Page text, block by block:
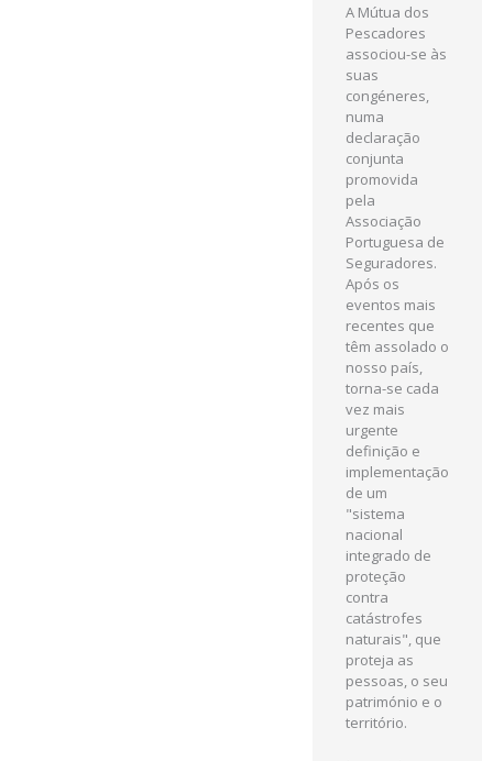
A Mútua dos
Pescadores
associou-se às
suas
congéneres,
numa
declaração
conjunta
promovida
pela
Associação
Portuguesa de
Seguradores.
Após os
eventos mais
recentes que
têm assolado o
nosso país,
torna-se cada
vez mais
urgente
definição e
implementação
de um
"sistema
nacional
integrado de
proteção
contra
catástrofes
naturais", que
proteja as
pessoas, o seu
património e o
território.